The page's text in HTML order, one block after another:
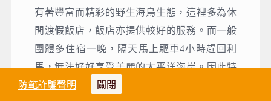
防範詐騙聲明 關閉
有著豐富而精彩的野生海鳥生態，這裡多為休
閒渡假飯店，飯店亦提供較好的服務。而一般
團體多住宿一晚，隔天馬上驅車4小時趕回利
馬，無法好好享受美麗的太平洋海岸。因此特
別安排住宿兩晚帕拉卡斯五星飯店，讓貴賓充